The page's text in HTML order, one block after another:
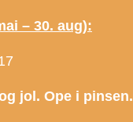
– 30. aug):
jol. Ope i pinsen.